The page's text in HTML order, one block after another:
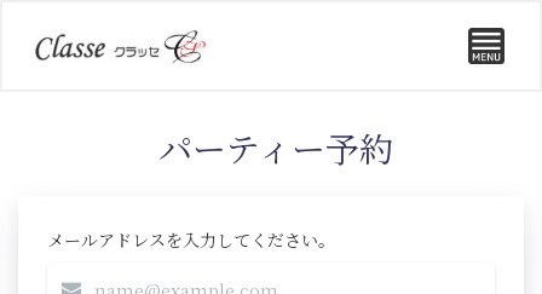
パーティー予約
メールアドレスを入力してください。